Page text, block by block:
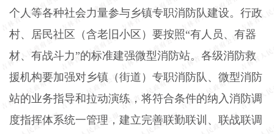
个人等各种社会力量参与乡镇专职消防队建设。行政
村、居民社区（含老旧小区）要按照“有人员、有器
材、有战斗力”的标准建强微型消防站。各级消防救
援机构要加强对乡镇（街道）专职消防队、微型消防
站的业务指导和拉动演练，将符合条件的纳入消防调
度指挥体系统一管理，建立完善联勤联训、联战联调